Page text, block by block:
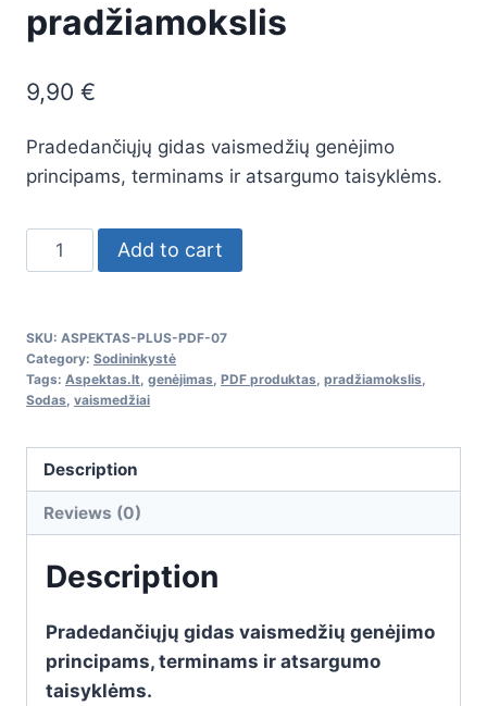
pradžiamokslis
9,90 €
Pradedančiųjų gidas vaismedžių genėjimo
principams, terminams ir atsargumo taisyklėms.
Vaismedžių
genėjimo
quantity
Add to cart
SKU: ASPEKTAS-PLUS-PDF-07
Category: Sodininkystė
Tags: Aspektas.lt genėjimas PDF produktas pradžiamokslis
Sodas vaismedžiai
Description
Reviews (0)
Description
Pradedančiųjų gidas vaismedžių genėjimo
principams, terminams ir atsargumo
taisyklėms.